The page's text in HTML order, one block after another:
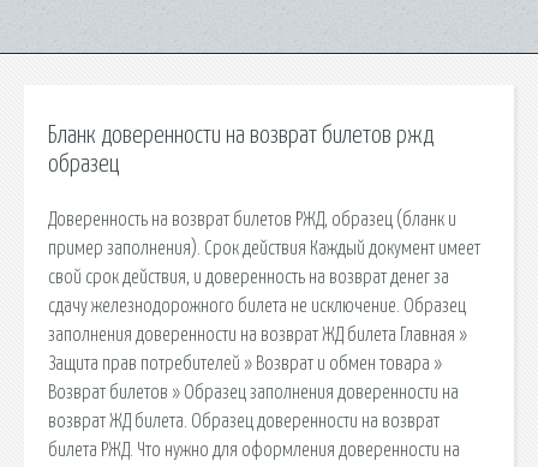
Бланк доверенности на возврат билетов ржд
образец
Доверенность на возврат билетов РЖД, образец (бланк и
пример заполнения). Срок действия Каждый документ имеет
свой срок действия, и доверенность на возврат денег за
сдачу железнодорожного билета не исключение. Образец
заполнения доверенности на возврат ЖД билета Главная »
Защита прав потребителей » Возврат и обмен товара »
Возврат билетов » Образец заполнения доверенности на
возврат ЖД билета. Образец доверенности на возврат
билета РЖД. Что нужно для оформления доверенности на